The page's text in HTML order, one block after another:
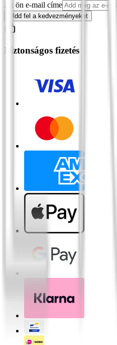
Az ön e-mail címe
Oldd fel a kedvezményeket
Biztonságos fizetés